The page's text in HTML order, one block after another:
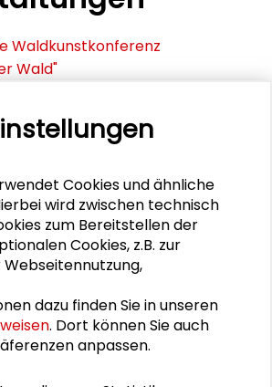
Waldkunstkonferenz
Wald"
erreichen – Zukunftsbündnis im
2026
Wissenschaftsstadt Darmstadt
Cookies und ähnliche
wird zwischen technisch
zum Bereitstellen der
Cookies, z.B. zur
dazu finden Sie in unseren
. Dort können Sie auch
anpassen.